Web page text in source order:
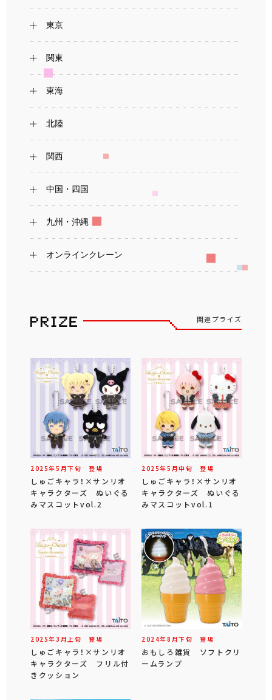
東京
関東
東海
北陸
関西
中国・四国
九州・沖縄
オンラインクレーン
関連プライズ
2025年5 月下旬 登場
しゅごキャラ！×サンリオ
キャラクターズ ぬいぐる
みマスコットvol.2
2025年5 月中旬 登場
しゅごキャラ！×サンリオ
キャラクターズ ぬいぐる
みマスコットvol.1
2025年3 月 上旬 登場
しゅごキャラ！×サンリオ
キャラクターズ フリル付
きクッション
2024年8 月下旬 登場
おもしろ雑貨 ソフトクリ
ームランプ